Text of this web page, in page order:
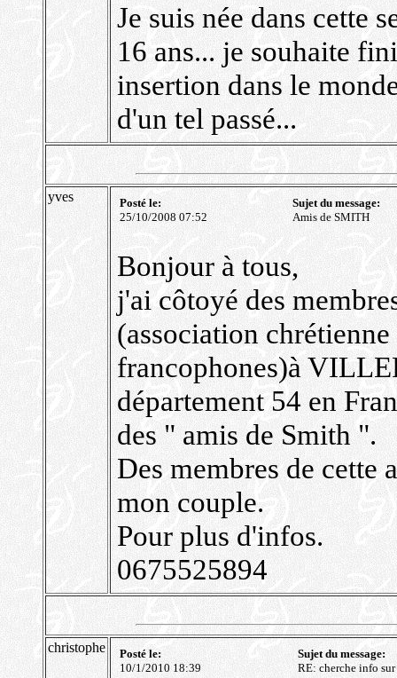
Je suis née dans cette
16 ans... je souhaite
insertion dans le
d'un tel passé...
yves
Posté le:
25/10/2008 07:52
Sujet du message:
Amis de SMITH
Bonjour à tous,
j'ai côtoyé des
(association
francophones)à
département 54 en
des " amis de Smith ".
Des membres de cette
mon couple.
Pour plus d'infos.
0675525894
christophe
Posté le:
10/1/2010 18:39
Sujet du message:
RE: cherche info